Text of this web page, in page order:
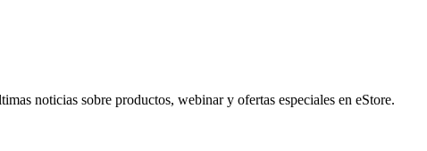
noticias sobre productos, webinar y ofertas especiales en eStore.